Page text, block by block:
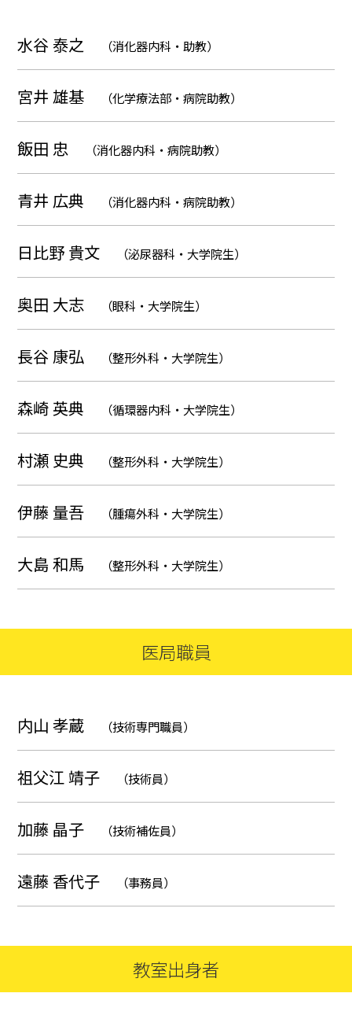
水谷 泰之 （消化器内科・助教）
宮井 雄基 （化学療法部・病院助教）
飯田 忠 （消化器内科・病院助教）
青井 広典 （消化器内科・病院助教）
日比野 貴文 （泌尿器科・大学院生）
奥田 大志 （眼科・大学院生）
長谷 康弘 （整形外科・大学院生）
森崎 英典 （循環器内科・大学院生）
村瀬 史典 （整形外科・大学院生）
伊藤 量吾 （腫瘍外科・大学院生）
大島 和馬 （整形外科・大学院生）
医局職員
内山 孝蔵 （技術専門職員）
祖父江 靖子 （技術員）
加藤 晶子 （技術補佐員）
遠藤 香代子 （事務員）
教室出身者